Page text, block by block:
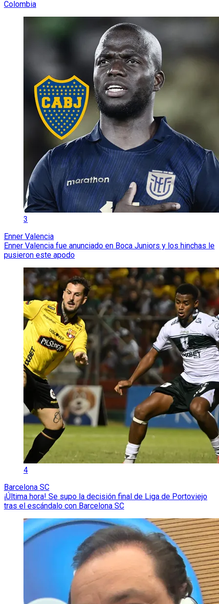
Colombia
3
Enner Valencia
Enner Valencia fue anunciado en Boca Juniors y los hinchas le
pusieron este apodo
4
Barcelona SC
¡Última hora! Se supo la decisión final de Liga de Portoviejo
tras el escándalo con Barcelona SC